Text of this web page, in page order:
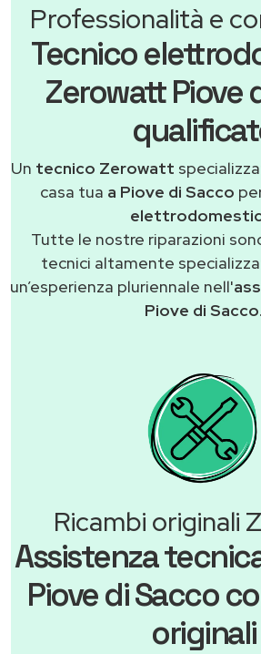
Professionalità e
Tecnico
Zerowatt Piove
Un tecnico Zerowatt
casa tua a Piove di Sacco
Tutte le nostre riparazioni
tecnici altamente
un’esperienza pluriennale nell'
Piove di Sacco.
Ricambi originali
Assistenza
Piove di Sacco
originali